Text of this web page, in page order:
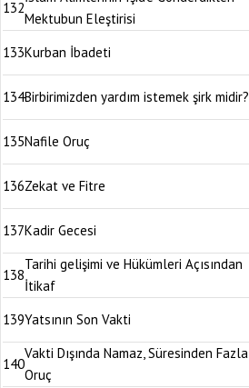
132
Mektubun Eleştirisi
133Kurban İbadeti
134Birbirimizden yardım istemek şirk midir?
135Nafile Oruç
136Zekat ve Fitre
137Kadir Gecesi
138
Tarihi gelişimi ve Hükümleri Açısından
İtikaf
139Yatsının Son Vakti
140
Vakti Dışında Namaz, Süresinden Fazla
Oruç